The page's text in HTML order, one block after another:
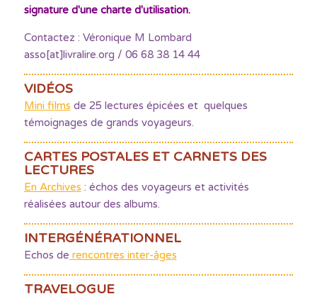
signature d'une charte d'utilisation.
Contactez : Véronique M Lombard
asso[at]livralire.org / 06 68 38 14 44
VIDÉOS
Mini films de 25 lectures épicées et quelques
témoignages de grands voyageurs.
CARTES POSTALES ET CARNETS DES
LECTURES
En Archives : échos des voyageurs et activités
réalisées autour des albums.
INTERGÉNÉRATIONNEL
Echos de rencontres inter-âges
TRAVELOGUE